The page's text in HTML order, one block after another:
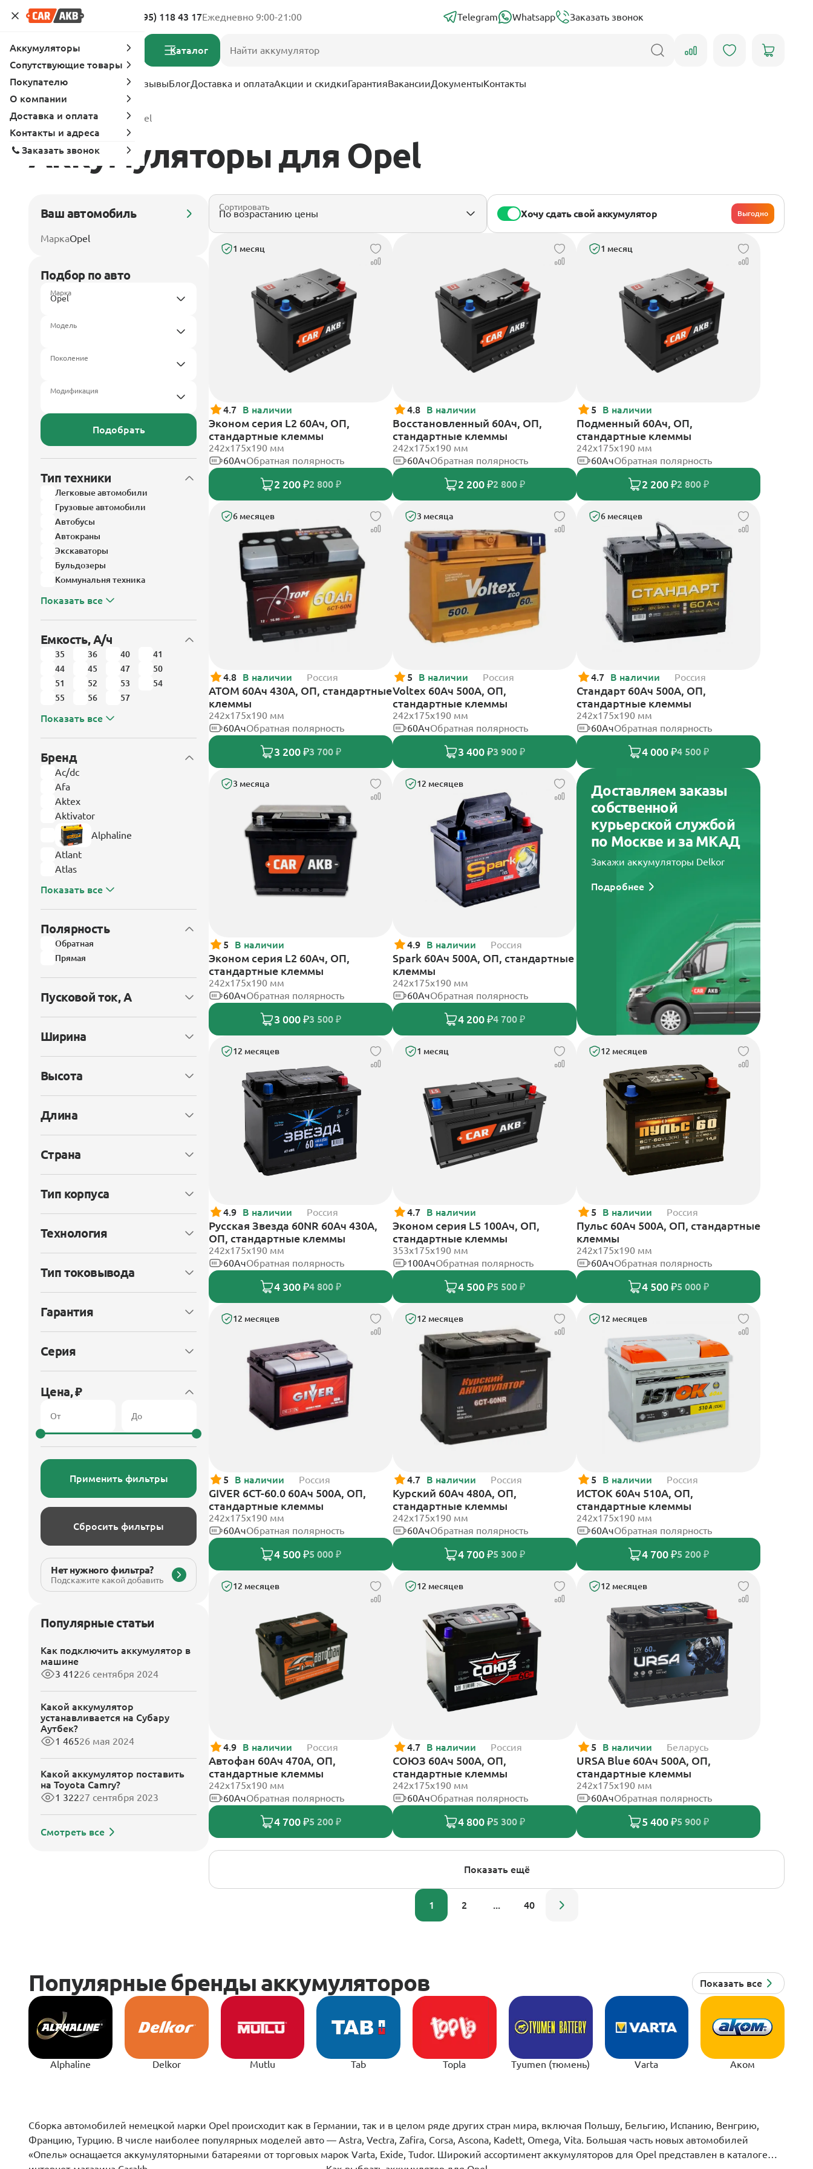
Адреса магазинов 8 (495) 118 43 17Ежедневно 9:00-21:00 Telegram Whatsapp Заказать звонок
Каталог
Услуги Вопрос-ответ ОтзывыБлогДоставка и оплатаАкции и скидкиГарантияВакансииДокументыКонтакты
Главная Каталог Opel
Аккумуляторы для Opel
Ваш автомобиль
МаркаOpel
Подбор по авто
Марка
Модель
Поколение
Модификация
Подобрать
Тип техники
Легковые автомобили
Грузовые автомобили
Автобусы
Автокраны
Экскаваторы
Бульдозеры
Коммунальня техника
Показать все
Емкость, А/ч
35 36 40
41
44
45 47
50
51
52 53
54
55
56 57
Показать все
Бренд
Ac/dc
Afa
Aktex
Aktivator
Alphaline
Atlant
Atlas
Показать все
Полярность
Обратная
Прямая
Пусковой ток, А
Ширина
Высота
Длина
Страна
Тип корпуса
Технология
Тип токовывода
Гарантия
Серия
Цена, ₽
Применить фильтры
Сбросить фильтры
Нет нужного фильтра?
Подскажите какой добавить
Популярные статьи
Как подключить аккумулятор в
машине
3 41226 сентября 2024
Какой аккумулятор
устанавливается на Субару
Аутбек?
1 46526 мая 2024
Какой аккумулятор поставить
на Toyota Camry?
1 32227 сентября 2023
Смотреть все
Сортировать
Хочу сдать свой аккумулятор Выгодно
1 месяц
4.7 В наличии
Эконом серия L2 60Ач, ОП,
стандартные клеммы
242х175х190 мм
60АчОбратная полярность
2 200 ₽2 800 ₽
4.8 В наличии
Восстановленный 60Ач, ОП,
стандартные клеммы
242х175х190 мм
60АчОбратная полярность
2 200 ₽2 800 ₽
1 месяц
5 В наличии
Подменный 60Ач, ОП,
стандартные клеммы
242х175х190 мм
60АчОбратная полярность
2 200 ₽2 800 ₽
6 месяцев
4.8 В наличии Россия
АТОМ 60Ач 430А, ОП, стандартные
клеммы
242х175х190 мм
60АчОбратная полярность
3 200 ₽3 700 ₽
3 месяца
5 В наличии Россия
Voltex 60Ач 500А, ОП,
стандартные клеммы
242х175х190 мм
60АчОбратная полярность
3 400 ₽3 900 ₽
6 месяцев
4.7 В наличии Россия
Стандарт 60Ач 500А, ОП,
стандартные клеммы
242x175x190 мм
60АчОбратная полярность
4 000 ₽4 500 ₽
3 месяца
5 В наличии
Эконом серия L2 60Ач, ОП,
стандартные клеммы
242х175х190 мм
60АчОбратная полярность
3 000 ₽3 500 ₽
12 месяцев
4.9 В наличии Россия
Spark 60Ач 500А, ОП, стандартные
клеммы
242х175х190 мм
60АчОбратная полярность
4 200 ₽4 700 ₽
Доставляем заказы
собственной
курьерской службой
по Москве и за МКАД
Закажи аккумуляторы Delkor
Подробнее
12 месяцев
4.9 В наличии Россия
Русская Звезда 60NR 60Ач 430А,
ОП, стандартные клеммы
242x175x190 мм
60АчОбратная полярность
4 300 ₽4 800 ₽
1 месяц
4.7 В наличии
Эконом серия L5 100Ач, ОП,
стандартные клеммы
353х175х190 мм
100АчОбратная полярность
4 500 ₽5 500 ₽
12 месяцев
5 В наличии Россия
Пульс 60Ач 500А, ОП, стандартные
клеммы
242x175x190 мм
60АчОбратная полярность
4 500 ₽5 000 ₽
12 месяцев
5 В наличии Россия
GIVER 6СТ-60.0 60Ач 500А, ОП,
стандартные клеммы
242х175х190 мм
60АчОбратная полярность
4 500 ₽5 000 ₽
12 месяцев
4.7 В наличии Россия
Курский 60Ач 480А, ОП,
стандартные клеммы
242x175x190 мм
60АчОбратная полярность
4 700 ₽5 300 ₽
12 месяцев
5 В наличии Россия
ИСТОК 60Ач 510А, ОП,
стандартные клеммы
242x175x190 мм
60АчОбратная полярность
4 700 ₽5 200 ₽
12 месяцев
4.9 В наличии Россия
Автофан 60Ач 470А, ОП,
стандартные клеммы
242х175х190 мм
60АчОбратная полярность
4 700 ₽5 200 ₽
12 месяцев
4.7 В наличии Россия
СОЮЗ 60Ач 500А, ОП,
стандартные клеммы
242x175x190 мм
60АчОбратная полярность
4 800 ₽5 300 ₽
12 месяцев
5 В наличии Беларусь
URSA Blue 60Ач 500А, ОП,
стандартные клеммы
242х175х190 мм
60АчОбратная полярность
5 400 ₽5 900 ₽
Показать ещё
1 2 ... 40
Alphaline Delkor Mutlu Tab Topla Tyumen (тюмень) Varta Аком
Сборка автомобилей немецкой марки Opel происходит как в Германии, так и в целом ряде других стран мира, включая Польшу, Бельгию, Испанию, Венгрию,
Францию, Турцию. В числе наиболее популярных моделей авто — Astra, Vectra, Zafira, Corsa, Ascona, Kadett, Omega, Vita. Большая часть новых автомобилей
«Опель» оснащается аккумуляторными батареями от торговых марок Varta, Exide, Tudor. Широкий ассортимент аккумуляторов для Opel представлен в каталоге
Аккумуляторы
Сопутствующие товары
Покупателю
О компании
Доставка и оплата
Контакты и адреса
Заказать звонок